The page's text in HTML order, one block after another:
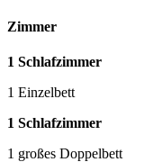
Zimmer
1 Schlafzimmer
1 Einzelbett
1 Schlafzimmer
1 großes Doppelbett